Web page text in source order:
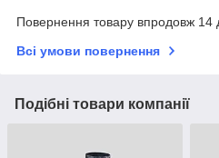
Повернення товару впродовж 14
Всі умови повернення
Подібні товари компанії